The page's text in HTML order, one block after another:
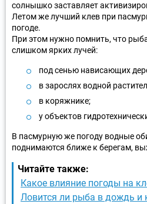
солнышко заставляет
Летом же лучший клев при
погоде.
При этом нужно помнить, что
слишком ярких лучей:
под сенью нависающих
в зарослях водной
в коряжнике;
у объектов
В пасмурную же погоду водные
поднимаются ближе к берегам,
Читайте также:
Какое влияние погоды на
Ловится ли рыба в дождь и